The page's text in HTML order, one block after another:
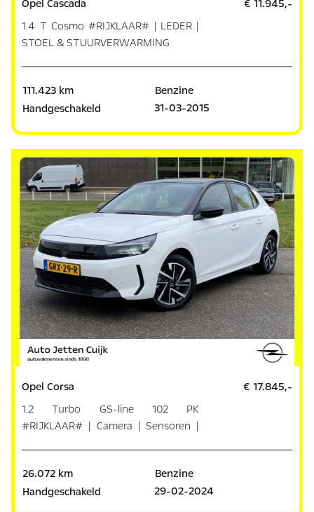
Opel Cascada
1.4 T Cosmo #RIJKLAAR# | LEDER |
STOEL & STUURVERWARMING
€ 11.945,-
111.423 km
Benzine
Handgeschakeld
31-03-2015
Opel Corsa
1.2 Turbo GS-line 102 PK
#RIJKLAAR# | Camera | Sensoren |
€ 17.845,-
26.072 km
Benzine
Handgeschakeld
29-02-2024